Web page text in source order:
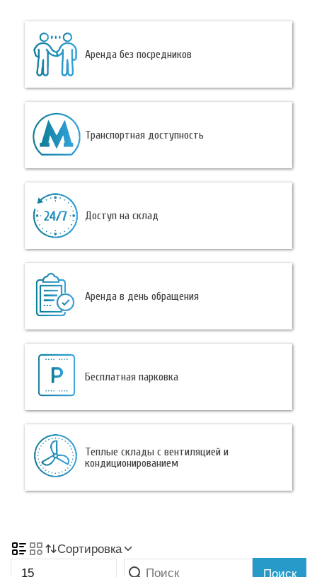
Аренда без посредников
Транспортная доступность
Доступ на склад
Аренда в день обращения
Бесплатная парковка
Теплые склады с вентиляцией и
кондиционированием
Сортировка
Поиск